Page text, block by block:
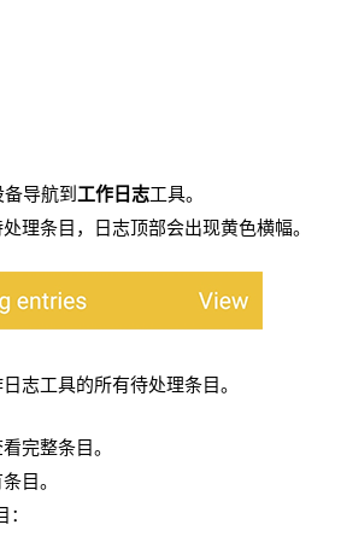
导航到工作日志工具。
理条目，日志顶部会出现黄色横幅。
志工具的所有待处理条目。
完整条目。
目。